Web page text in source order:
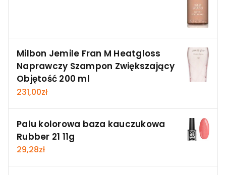
Milbon Jemile Fran M Heatgloss
Naprawczy Szampon Zwiększający
Objętość 200 ml
231,00zł
Palu kolorowa baza kauczukowa
Rubber 21 11g
29,28zł